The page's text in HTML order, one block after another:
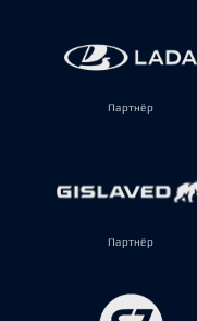
Партнёр
Партнёр